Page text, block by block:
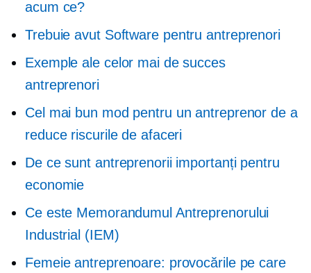
acum ce?
Trebuie avutSoftware pentru antreprenori
Exemple ale celor mai de succes
antreprenori
Cel mai bun mod pentru un antreprenor de a
reduce riscurile de afaceri
De ce sunt antreprenorii importanți pentru
economie
Ce este Memorandumul Antreprenorului
Industrial (IEM)
Femeie antreprenoare: provocările pe care